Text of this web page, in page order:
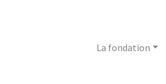
La fondation